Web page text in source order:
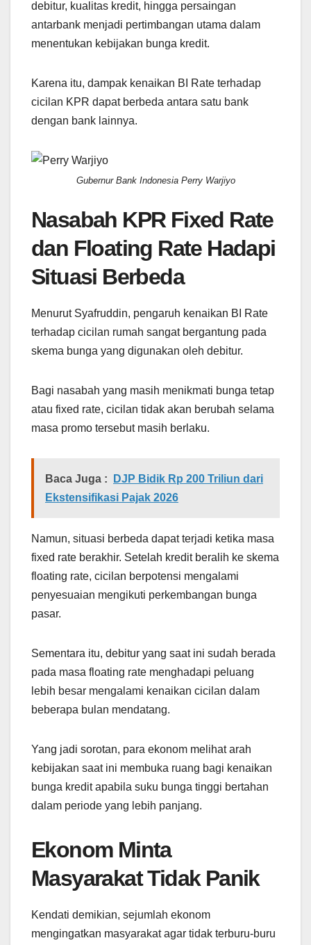
debitur, kualitas kredit, hingga persaingan
antarbank menjadi pertimbangan utama dalam
menentukan kebijakan bunga kredit.
Karena itu, dampak kenaikan BI Rate terhadap
cicilan KPR dapat berbeda antara satu bank
dengan bank lainnya.
Gubernur Bank Indonesia Perry Warjiyo
Nasabah KPR Fixed Rate
dan Floating Rate Hadapi
Situasi Berbeda
Menurut Syafruddin, pengaruh kenaikan BI Rate
terhadap cicilan rumah sangat bergantung pada
skema bunga yang digunakan oleh debitur.
Bagi nasabah yang masih menikmati bunga tetap
atau fixed rate, cicilan tidak akan berubah selama
masa promo tersebut masih berlaku.
Baca Juga :
DJP Bidik Rp 200 Triliun dari
Ekstensifikasi Pajak 2026
Namun, situasi berbeda dapat terjadi ketika masa
fixed rate berakhir. Setelah kredit beralih ke skema
floating rate, cicilan berpotensi mengalami
penyesuaian mengikuti perkembangan bunga
pasar.
Sementara itu, debitur yang saat ini sudah berada
pada masa floating rate menghadapi peluang
lebih besar mengalami kenaikan cicilan dalam
beberapa bulan mendatang.
Yang jadi sorotan, para ekonom melihat arah
kebijakan saat ini membuka ruang bagi kenaikan
bunga kredit apabila suku bunga tinggi bertahan
dalam periode yang lebih panjang.
Ekonom Minta
Masyarakat Tidak Panik
Kendati demikian, sejumlah ekonom
mengingatkan masyarakat agar tidak terburu-buru